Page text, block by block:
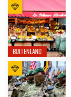
BUITENLAND